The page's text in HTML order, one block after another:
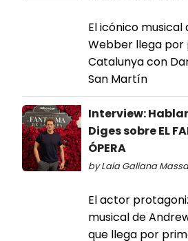
El icónico musical
Webber llega por
Catalunya con
San Martín
Interview:
Diges sobre EL
ÓPERA
by Laia Galiana
El actor
musical de
que llega por